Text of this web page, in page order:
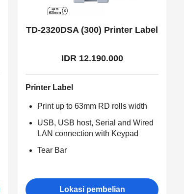
TD-2320DSA (300) Printer Label
IDR 12.190.000
Printer Label
Print up to 63mm RD rolls width
USB, USB host, Serial and Wired
LAN connection with Keypad
Tear Bar
Lokasi pembelian